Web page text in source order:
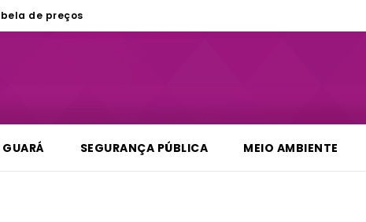
de preços
GUARÁ SEGURANÇA PÚBLICA MEIO AMBIENTE